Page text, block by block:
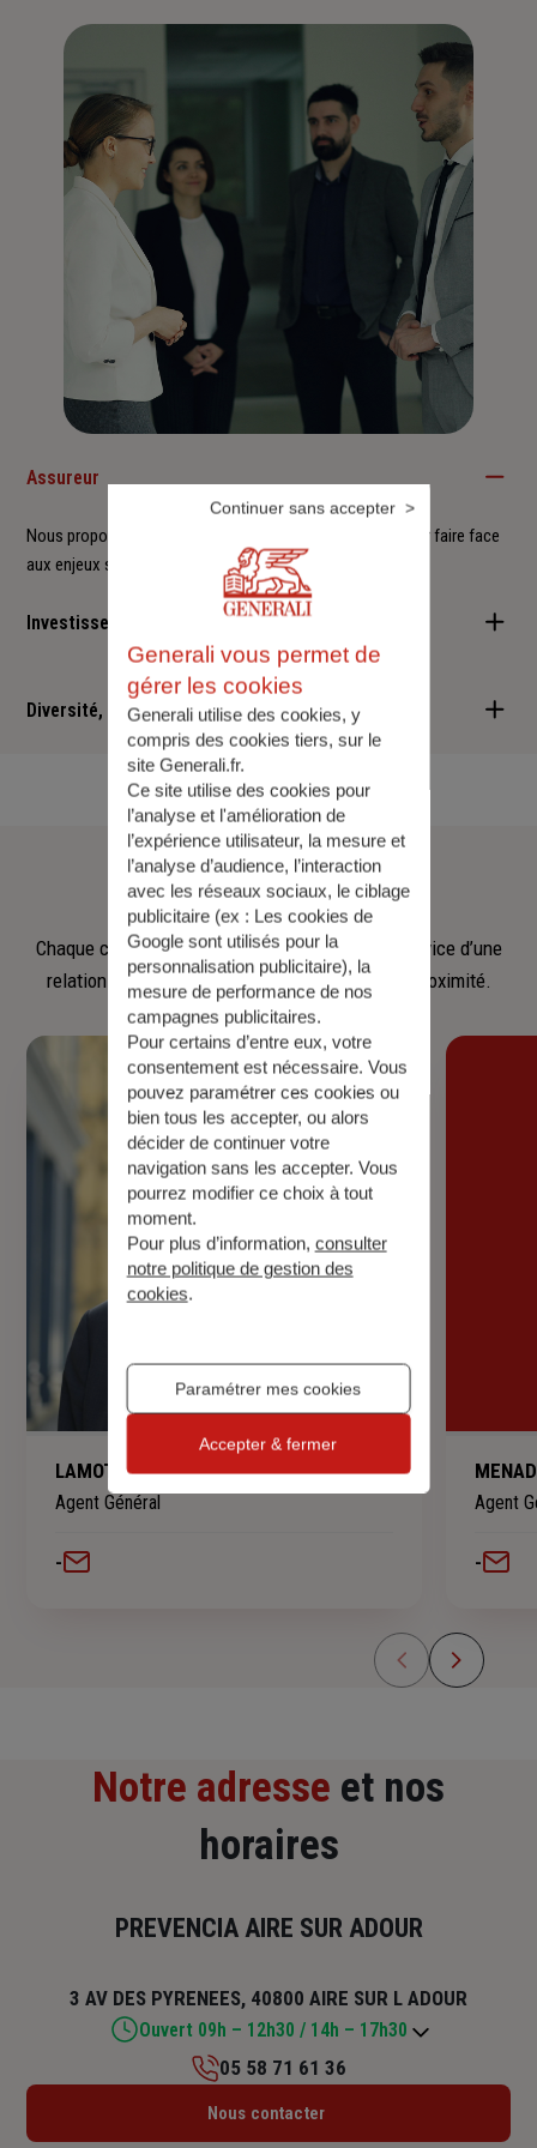
Assureur
Nous proposons à nos clients des solutions durables pour faire face
aux enjeux sociétaux et environnementaux.
Investisseur responsable
Nous sommes convaincus qu'il est possible d'allier performance
financière et retombées positives : cette vision est au cœur des
services que nous vous proposons.
Diversité, Equité, Inclusion
Nous faisons de la diversité, de l'équité et de l'inclusion un
engagement quotidien.
Notreéquipe
Chaque collaborateur met son savoir‑faire au service d’une
relation fondée sur l’écoute, la confiance et la proximité.
LAMOTHE Max
Agent Général
-
Agent
-
Notre adresse et nos
horaires
PREVENCIA AIRE SUR ADOUR
3 AV DES PYRENEES, 40800 AIRE SUR L ADOUR
Ouvert 09h – 12h30 / 14h – 17h30
Lundi : 09h – 12h30 / 14h – 17h30
05 58 71 61 36
Nous contacter
Generali vous permet de
gérer les cookies
Generali utilise des cookies, y
compris des cookies tiers, sur le
site Generali.fr.
Ce site utilise des cookies pour
l’analyse et l'amélioration de
l’expérience utilisateur, la mesure et
l’analyse d’audience, l’interaction
avec les réseaux sociaux, le ciblage
publicitaire (ex : Les cookies de
Google sont utilisés pour la
personnalisation publicitaire), la
mesure de performance de nos
campagnes publicitaires.
Pour certains d’entre eux, votre
consentement est nécessaire. Vous
pouvez paramétrer ces cookies ou
bien tous les accepter, ou alors
décider de continuer votre
navigation sans les accepter. Vous
pourrez modifier ce choix à tout
moment.
Pour plus d’information, consulter
notre politique de gestion des
cookies.
Paramétrer mes cookies
Continuer sans accepter
Accepter & fermer